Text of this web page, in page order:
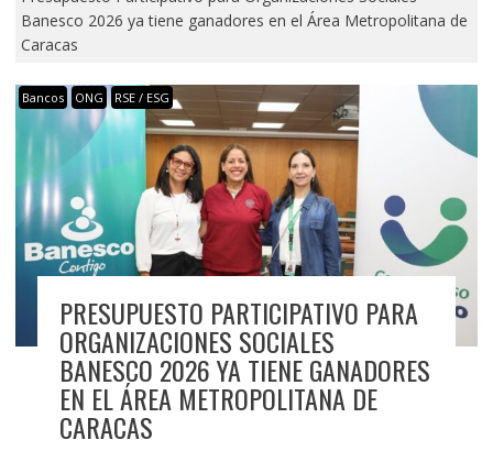
Banesco 2026 ya tiene ganadores en el Área Metropolitana de
Caracas
Bancos ONG RSE / ESG
PRESUPUESTO PARTICIPATIVO PARA
ORGANIZACIONES SOCIALES
BANESCO 2026 YA TIENE GANADORES
EN EL ÁREA METROPOLITANA DE
CARACAS